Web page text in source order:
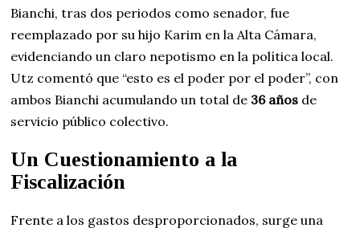
Bianchi, tras dos periodos como senador, fue
reemplazado por su hijo Karim en la Alta Cámara,
evidenciando un claro nepotismo en la política local.
Utz comentó que “esto es el poder por el poder”, con
ambos Bianchi acumulando un total de 36 años de
servicio público colectivo.
Un Cuestionamiento a la
Fiscalización
Frente a los gastos desproporcionados, surge una